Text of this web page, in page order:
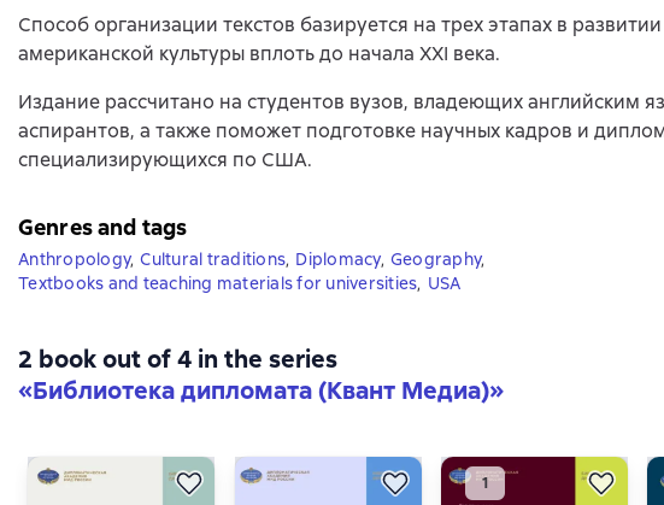
Способ организации текстов базируется на трех этапах в развитии
американской культуры вплоть до начала XXI века.
Издание рассчитано на студентов вузов, владеющих английским
аспирантов, а также поможет подготовке научных кадров и
специализирующихся по США.
Genres and tags
Anthropology, Cultural traditions, Diplomacy, Geography,
Textbooks and teaching materials for universities, USA
2 book out of 4 in the series
«Библиотека дипломата (Квант Медиа)»